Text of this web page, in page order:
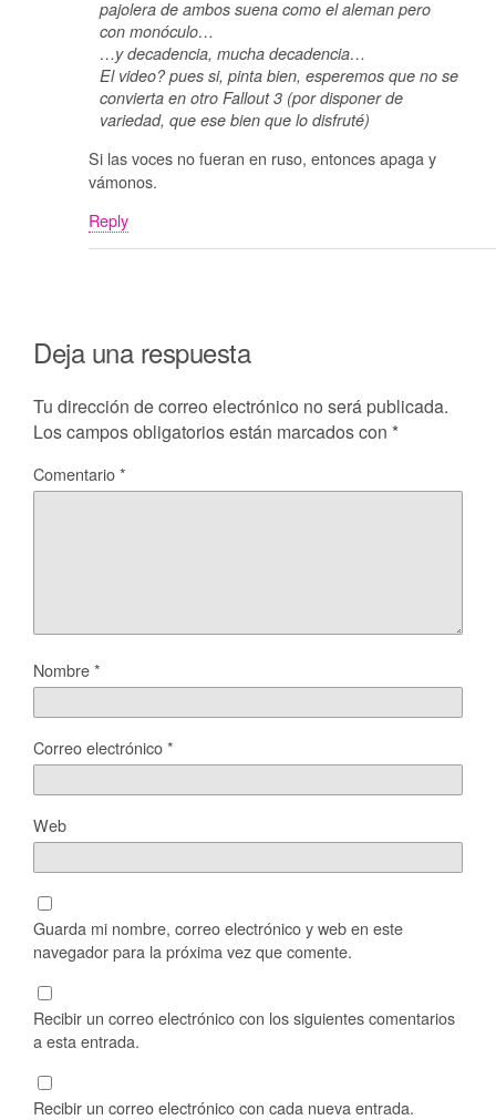
pajolera de ambos suena como el aleman pero
con monóculo…
…y decadencia, mucha decadencia…
El video? pues si, pinta bien, esperemos que no se
convierta en otro Fallout 3 (por disponer de
variedad, que ese bien que lo disfruté)
Si las voces no fueran en ruso, entonces apaga y
vámonos.
Reply
Deja una respuesta
Tu dirección de correo electrónico no será publicada.
Los campos obligatorios están marcados con *
Comentario*
Nombre*
Correo electrónico*
Web
Guarda mi nombre, correo electrónico y web en este
navegador para la próxima vez que comente.
Recibir un correo electrónico con los siguientes comentarios
a esta entrada.
Recibir un correo electrónico con cada nueva entrada.